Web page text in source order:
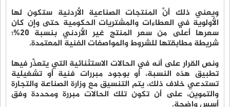
ويعني ذلك أنَّ المنتجات الصناعية الأردنية ستكون لها
الأولوية في العطاءات والمشتريات الحكومية حتى وإن كان
سعرها أعلى من سعر المنتج غير الأردني بنسبة 20%؛
شريطة مطابقتها للشروط والمواصفات الفنية المعتمدة.
ونص القرار على أنه في الحالات الاستثنائية التي يتعذَّر فيها
تطبيق هذه النسبة، أو بوجود مبررات فنية أو تشغيلية
تستدعي خلاف ذلك، يتم التنسيق مع وزارة الصناعة والتجارة
والتموين، على أن تكون تلك الحالات مبررة ومحددة وفق